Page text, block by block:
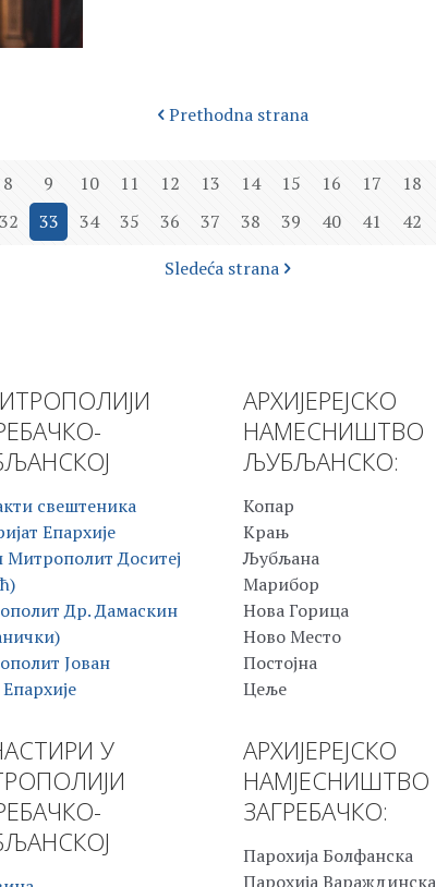
Prethodna strana
8 9 10 11 12 13 14 15 16 17 18
32 33 34 35 36 37 38 39 40 41 42
Sledeća strana
свештеника
Епархије
Митрополит Доситеј
Др. Дамаскин
Јован
У
АРХИЈЕРЕЈСКО
НАМЕСНИШТВО
ЉУБЉАНСКО:
Копар
Крањ
Љубљана
Марибор
Нова Горица
Ново Место
Постојна
Цеље
АРХИЈЕРЕЈСКО
НАМЈЕСНИШТВО
ЗАГРЕБАЧКО:
Парохија Болфанска
Парохија Вараждинска